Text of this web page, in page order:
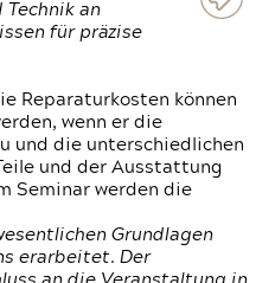
Technik an
für präzise
Reparaturkosten können
wenn er die
und die unterschiedlichen
und der Ausstattung
Seminar werden die
Grundlagen
erarbeitet. Der